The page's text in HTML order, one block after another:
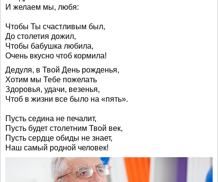
И желаем мы, любя:
Чтобы Ты счастливым был,
До столетия дожил,
Чтобы бабушка любила,
Очень вкусно чтоб кормила!
Дедуля, в Твой День рожденья,
Хотим мы Тебе пожелать
Здоровья, удачи, везенья,
Чтоб в жизни все было на «пять».
Пусть седина не печалит,
Пусть будет столетним Твой век,
Пусть сердце обиды не знает,
Наш самый родной человек!